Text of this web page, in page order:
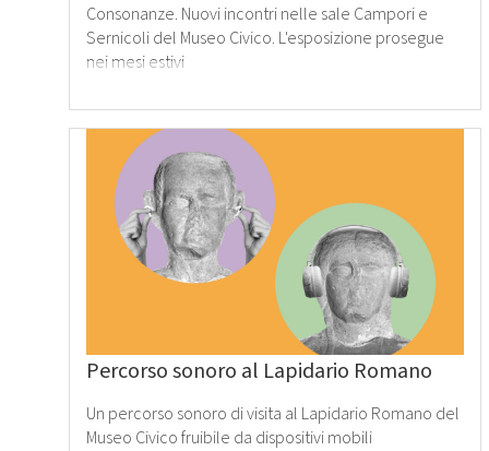
Consonanze. Nuovi incontri nelle sale Campori e
Sernicoli del Museo Civico. L'esposizione prosegue
nei mesi estivi
Percorso sonoro al Lapidario Romano
Un percorso sonoro di visita al Lapidario Romano del
Museo Civico fruibile da dispositivi mobili